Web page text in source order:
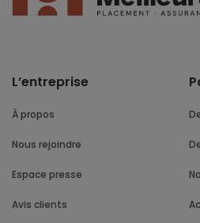
L’entreprise
À propos
Nous rejoindre
Espace presse
Avis clients